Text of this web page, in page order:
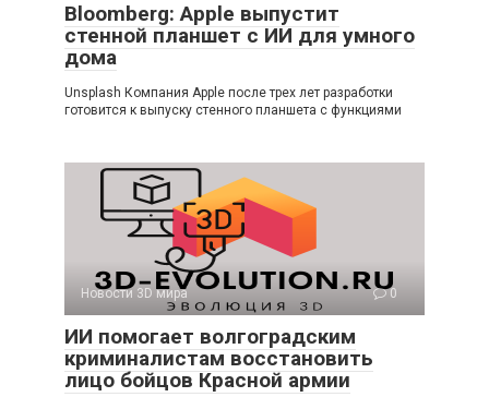
Bloomberg: Apple выпустит
стенной планшет с ИИ для умного
дома
Unsplash Компания Apple после трех лет разработки
готовится к выпуску стенного планшета с функциями
Новости 3D мира 0
ИИ помогает волгоградским
криминалистам восстановить
лицо бойцов Красной армии